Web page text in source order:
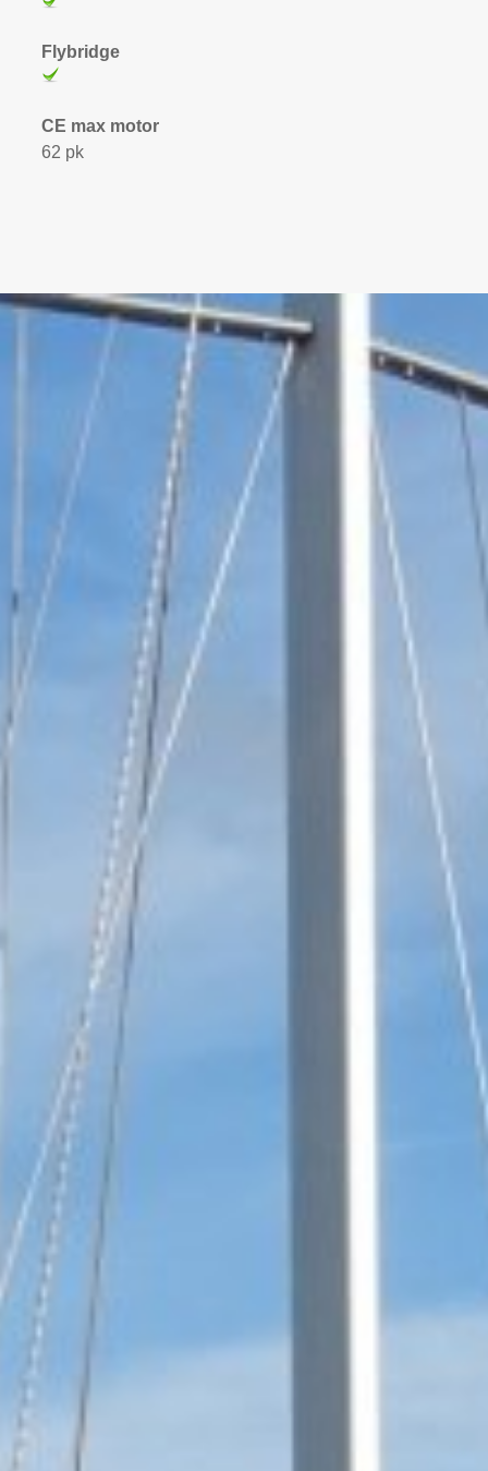
Flybridge
CE max motor
62 pk